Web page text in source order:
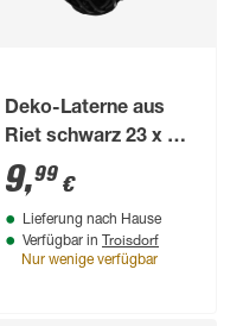
Deko-Laterne aus
Riet schwarz 23 x 30
cm
9,99 €
Lieferung nach Hause
Verfügbar in Troisdorf
Nur wenige verfügbar